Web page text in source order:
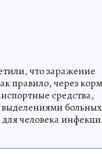
что заражение
правило, через
средства,
выделениями больных
человека